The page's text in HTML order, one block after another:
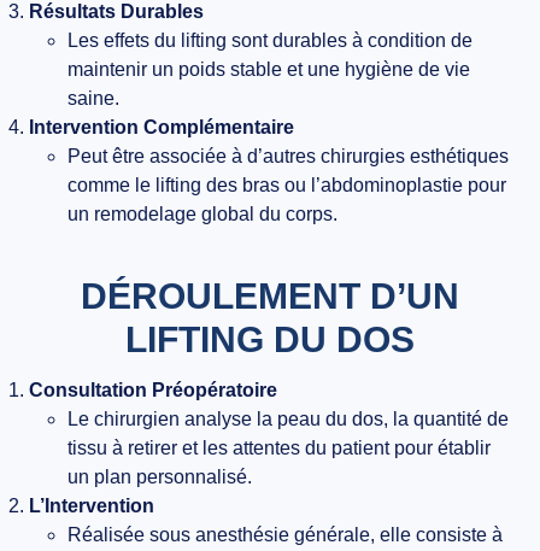
Résultats Durables
Les effets du lifting sont durables à condition de
maintenir un poids stable et une hygiène de vie
saine.
Intervention Complémentaire
Peut être associée à d’autres chirurgies esthétiques
comme le lifting des bras ou l’abdominoplastie pour
un remodelage global du corps.
DÉROULEMENT D’UN
LIFTING DU DOS
Consultation Préopératoire
Le chirurgien analyse la peau du dos, la quantité de
tissu à retirer et les attentes du patient pour établir
un plan personnalisé.
L’Intervention
Réalisée sous anesthésie générale, elle consiste à